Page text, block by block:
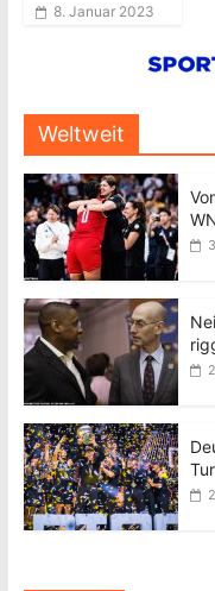
8. Januar 2023
Weltweit